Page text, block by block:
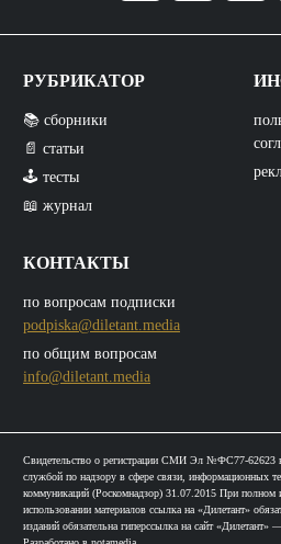
РУБРИКАТОР
📚 сборники
📄 статьи
🕹️ тесты
📖 журнал
КОНТАКТЫ
по вопросам подписки
podpiska@diletant.media
по общим вопросам
info@diletant.media
Свидетельство о регистрации СМИ Эл №ФС77-62623
службой по надзору в сфере связи, информационных
коммуникаций (Роскомнадзор) 31.07.2015 При полном
использовании материалов ссылка на «Дилетант»
изданий обязательна гиперссылка на сайт «Дилетант»